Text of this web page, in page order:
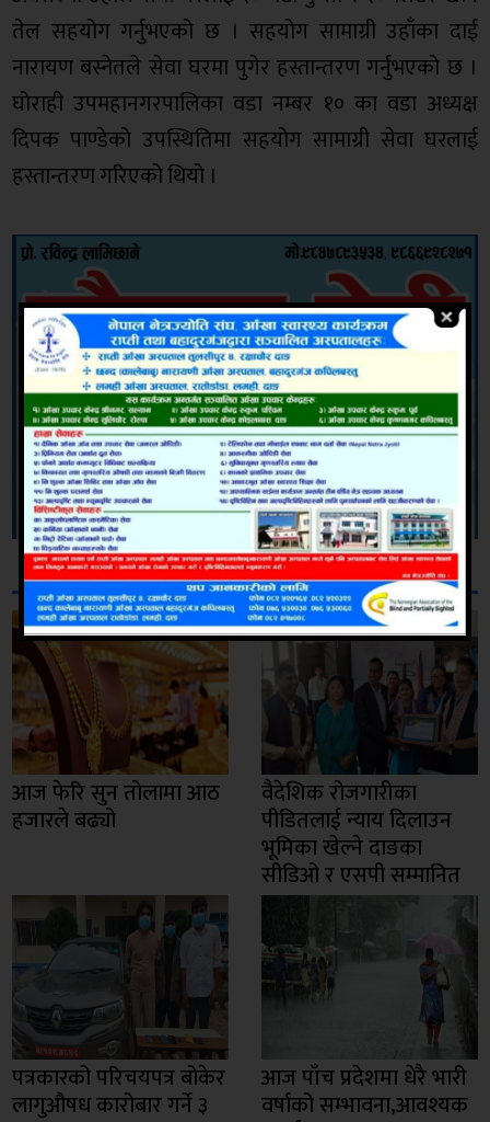
तेल सहयोग गर्नुभएको छ । सहयोग सामाग्री उहाँका दाई
नारायण बस्नेतले सेवा घरमा पुगेर हस्तान्तरण गर्नुभएको छ ।
घोराही उपमहानगरपालिका वडा नम्बर १० का वडा अध्यक्ष
दिपक पाण्डेको उपस्थितिमा सहयोग सामाग्री सेवा घरलाई
हस्तान्तरण गरिएको थियो ।
सम्बन्धित
आज फेरि सुन तोलामा आठ
हजारले बढ्यो
वैदेशिक रोजगारीका
पीडितलाई न्याय दिलाउन
भूमिका खेल्ने दाङका
सीडिओ र एसपी सम्मानित
पत्रकारको परिचयपत्र बोकेर
लागुऔषध कारोबार गर्ने ३
आज पाँच प्रदेशमा धेरै भारी
वर्षाको सम्भावना,आवश्यक